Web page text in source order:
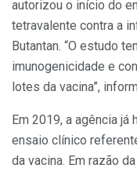
autorizou o início do
tetravalente contra a
Butantan. “O estudo
imunogenicidade e
lotes da vacina”,
Em 2019, a agência já
ensaio clínico
da vacina. Em razão